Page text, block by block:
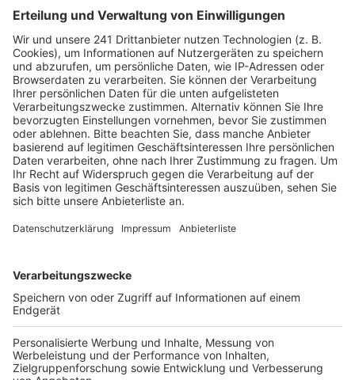
der Stadt Kerpen recht gegeben.
Veröffentlicht:Freitag, 16.06.2023 13:15
Anzeige
In erster Instanz hatte das noch anders ausgesehen:
da hatte das Kölner Verwaltungsgericht noch für den
betroffenen Baumhausbewohner entschieden.
Dagegen war die Stadt Kerpen gerichtlich
Nach Auffassung des Gerichts waren Räumung und
genehmigt gewesen und habe insbesondere gegen
Vorschriften zum Brandschutz verstoßen. Für die
Richter steht auch fest, dass der Weisung des Landes
sachfremden Erwägungen zugrunde lagen, also der
Brandschutz nicht vorgeschoben war. Der